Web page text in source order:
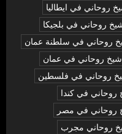
روحاني في ايطاليا
روحاني في بلجيكا
روحاني في سلطنة عمان
روحاني في عمان
روحاني في فلسطين
في كندا
روحاني في مصر
روحاني مجرب